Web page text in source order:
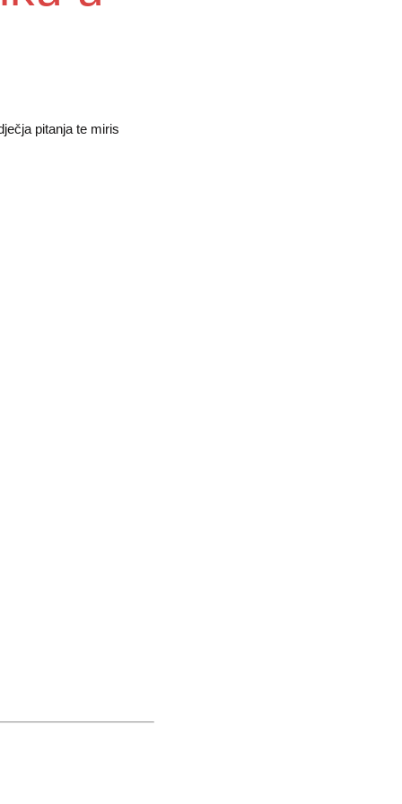
pitanja te miris